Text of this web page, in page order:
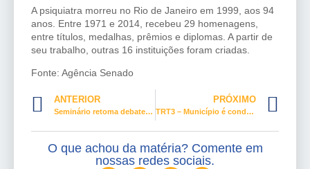
A psiquiatra morreu no Rio de Janeiro em 1999, aos 94
anos. Entre 1971 e 2014, recebeu 29 homenagens,
entre títulos, medalhas, prêmios e diplomas. A partir de
seu trabalho, outras 16 instituições foram criadas.
Fonte: Agência Senado
ANTERIOR
Seminário retoma debate sobre orçamento para políticas públicas para mulheres
PRÓXIMO
TRT3 – Município é condenado a pagar indenização por descumprir normas de segurança no trabalho
O que achou da matéria? Comente em
nossas redes sociais.